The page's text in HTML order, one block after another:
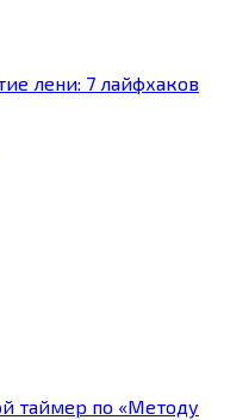
лени: 7 лайфхаков
таймер по «Методу